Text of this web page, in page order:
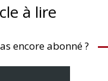
à lire
encore abonné ?